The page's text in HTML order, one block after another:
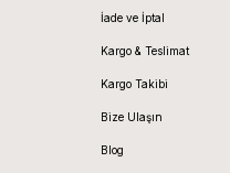
İade ve İptal
Kargo & Teslimat
Kargo Takibi
Bize Ulaşın
Blog